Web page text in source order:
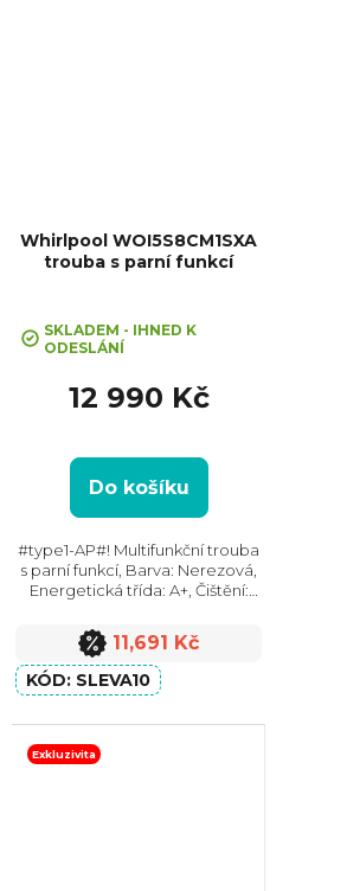
Whirlpool WOI5S8CM1SXA
trouba s parní funkcí
SKLADEM - IHNED K
ODESLÁNÍ
12 990 Kč
Do košíku
#type1-AP#! Multifunkční trouba
s parní funkcí, Barva: Nerezová,
Energetická třída: A+, Čištění:
Max. příkon: 3450 W, Rozměry
(VxŠxH): 597x595x564 mm,
Výbava:...
11,691 Kč
SLEVA10
Exkluzivita